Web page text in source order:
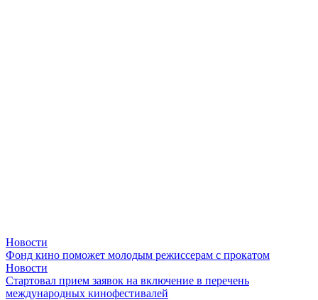
Новости
Фонд кино поможет молодым режиссерам с прокатом
Новости
Стартовал прием заявок на включение в перечень
международных кинофестивалей